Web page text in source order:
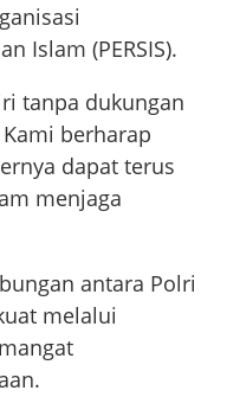
Islam (PERSIS).
tanpa dukungan
berharap
dapat terus
menjaga
antara Polri
melalui